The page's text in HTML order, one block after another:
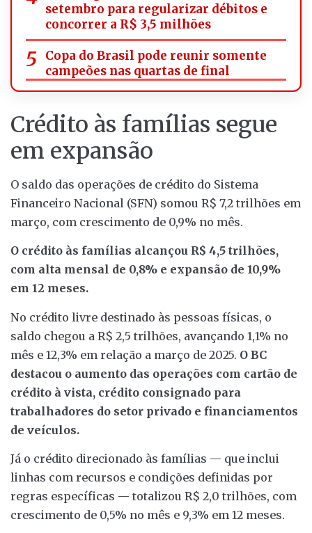
setembro para regularizar débitos e
concorrer a R$ 3,5 milhões
Copa do Brasil pode reunir somente
campeões nas quartas de final
Crédito às famílias segue
em expansão
O saldo das operações de crédito do Sistema
Financeiro Nacional (SFN) somou R$ 7,2 trilhões em
março, com crescimento de 0,9% no mês.
O crédito às famílias alcançou R$ 4,5 trilhões,
com alta mensal de 0,8% e expansão de 10,9%
em 12 meses.
No crédito livre destinado às pessoas físicas, o
saldo chegou a R$ 2,5 trilhões, avançando 1,1% no
mês e 12,3% em relação a março de 2025. O BC
destacou o aumento das operações com cartão de
crédito à vista, crédito consignado para
trabalhadores do setor privado e financiamentos
de veículos.
Já o crédito direcionado às famílias — que inclui
linhas com recursos e condições definidas por
regras específicas — totalizou R$ 2,0 trilhões, com
crescimento de 0,5% no mês e 9,3% em 12 meses.